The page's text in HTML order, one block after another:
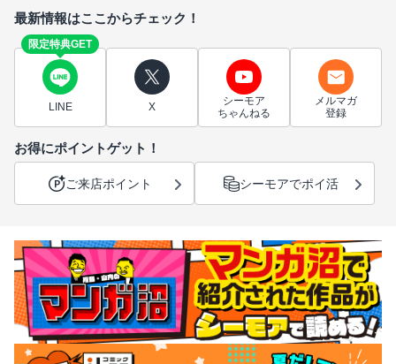
最新情報はここからチェック！
限定特典GET
LINE X
シーモア
ちゃんねる
メルマガ
登録
お得にポイントゲット！
ご来店ポイント シーモアでポイ活